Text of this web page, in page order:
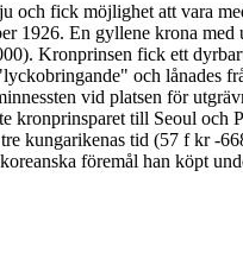
fick möjlighet att vara
1926. En gyllene krona
Kronprinsen fick ett
och lånades
vid platsen för
kronprinsparet till Seoul
kungarikenas tid (57 f kr -
föremål han köpt